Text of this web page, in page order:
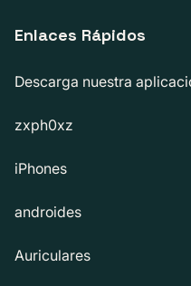
Enlaces Rápidos
Descarga nuestra
zxph0xz
iPhones
androides
Auriculares